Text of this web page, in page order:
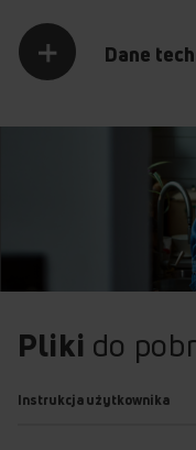
Dane
Pliki do
Instrukcja użytkownika